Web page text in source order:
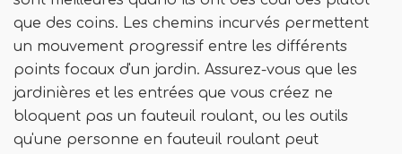
que des coins. Les chemins incurvés permettent
un mouvement progressif entre les différents
points focaux d'un jardin. Assurez-vous que les
jardinières et les entrées que vous créez ne
bloquent pas un fauteuil roulant, ou les outils
qu'une personne en fauteuil roulant peut